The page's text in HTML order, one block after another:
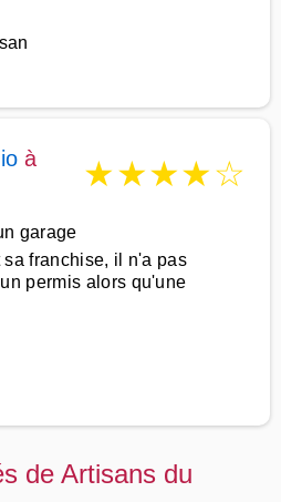
à
★★★★☆
garage
franchise, il n'a pas
permis alors qu'une
de Artisans du